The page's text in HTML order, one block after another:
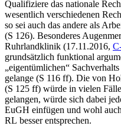
Qualifiziere das nationale
wesentlich verschiedenen
so sei auch das andere als
(S 126). Besonderes
Ruhrlandklinik (17.11.2016,
grundsätzlich funktional
„eigentümlichen“
gelange (S 116 ff). Die von
(S 125 ff) würde in vielen
gelangen, würde sich dabei
EuGH einfügen und wohl
RL besser entsprechen.